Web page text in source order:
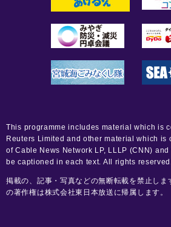
This programme includes material which is
Reuters Limited and other material which is
of Cable News Network LP, LLLP (CNN) and
be captioned in each text. All rights
掲載の、記事・写真などの無断転載を禁止しま
の著作権は株式会社東日本放送に帰属します。